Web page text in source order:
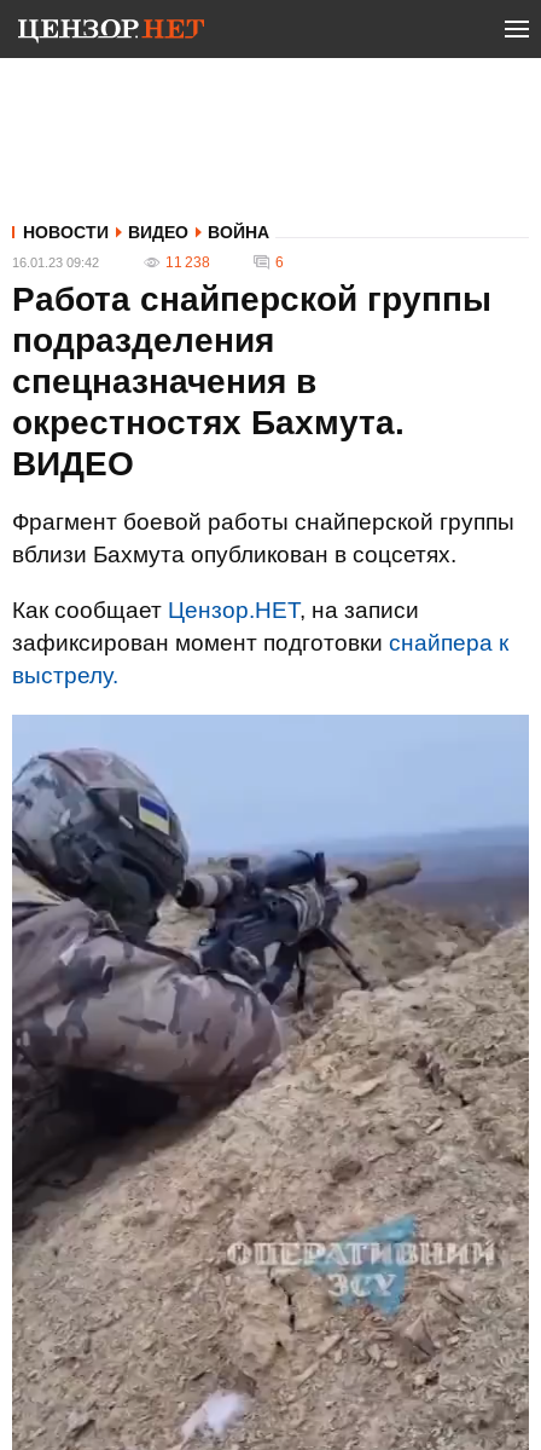
НОВОСТИ ВИДЕО ВОЙНА
16.01.23 09:42 11 238 6
Работа снайперской группы
подразделения
спецназначения в
окрестностях Бахмута.
ВИДЕО
Фрагмент боевой работы снайперской группы
вблизи Бахмута опубликован в соцсетях.
Как сообщает Цензор.НЕТ, на записи
зафиксирован момент подготовки снайпера к
выстрелу.